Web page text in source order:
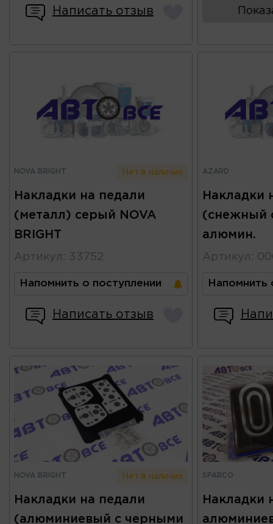
Написать отзыв
NOVA BRIGHT Нет в наличии
Накладки на педали
(металл) серый NOVA
BRIGHT
Артикул : 33752
Напомнить о поступлении
Написать отзыв
AZARD
Накладки
(снежный
алюмин.
Артикул :
Напомнить
NOVA BRIGHT Нет в наличии
Накладки на педали
(алюминиевый с черными
SPARCO
Накладки